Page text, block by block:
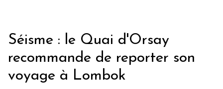
Séisme : le Quai d'Orsay
recommande de reporter son
voyage à Lombok